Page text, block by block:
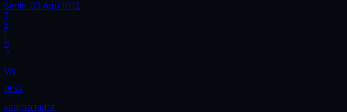
Senin, 03 Agu 10.12
7
5
1
9
VN
1834
virginia night